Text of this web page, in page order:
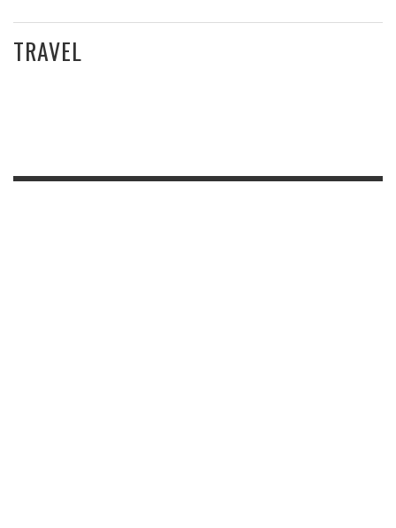
TRAVEL